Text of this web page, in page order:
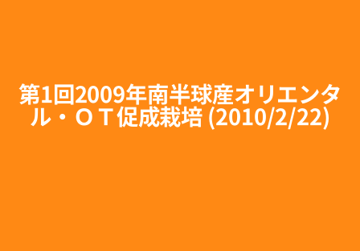
第1回2009年南半球産オリエンタ
ル・ＯＴ促成栽培 (2010/2/22)